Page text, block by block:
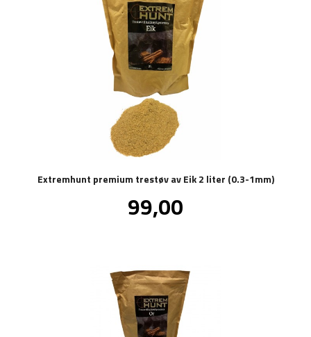
Extremhunt premium trestøv av Eik 2 liter (0.3-1mm)
Pris
99,00